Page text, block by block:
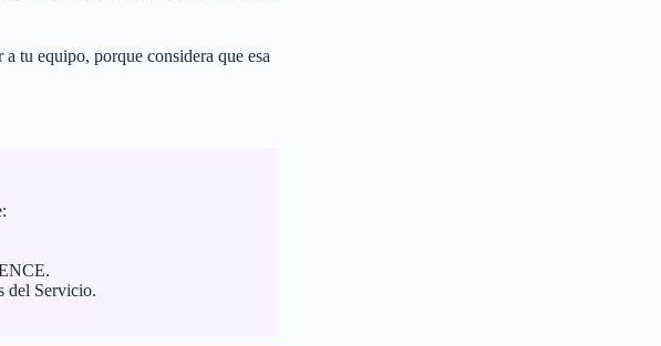
tu equipo, porque considera que esa
del Servicio.